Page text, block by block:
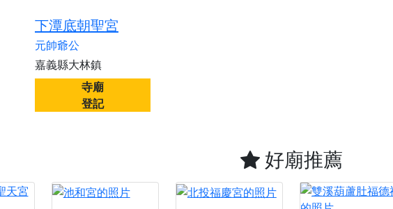
【台北北投金虎爺會】父親節陪爸爸一起闖關趣，邀請大小朋友一起留下
【新北八里 紫德宮】父親節奉茶感恩活動，一杯茶，一份心意；一句感謝
【桃園新屋 深圳玄天宮】農曆七月擴大犒軍科儀，吉祥月不只有普渡祈
【桃園新屋 深圳玄天宮】七娘媽聖誕祝壽慶典，誠摯邀請十方善信大德
【桃園慈善宮(天公廟)】虎爺元帥 開光大典，祈求虎爺神威護持，庇佑
歡迎信眾分享您前往廟宇的參拜體驗，推廣您的信仰
下潭底朝聖宮
元帥爺公
嘉義縣大林鎮
寺廟
登記
好廟推薦